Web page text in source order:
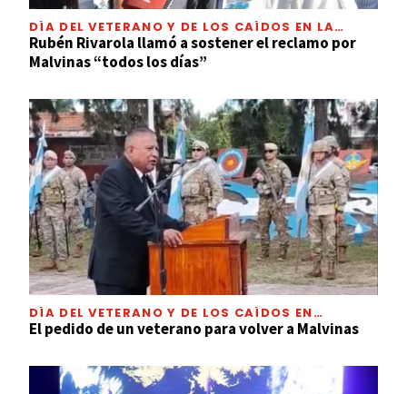
DÍA DEL VETERANO Y DE LOS CAÍDOS EN LA
GUERRA DE MALVINAS
Rubén Rivarola llamó a sostener el reclamo por
Malvinas “todos los días”
DÍA DEL VETERANO Y DE LOS CAÍDOS EN
MALVINAS
El pedido de un veterano para volver a Malvinas